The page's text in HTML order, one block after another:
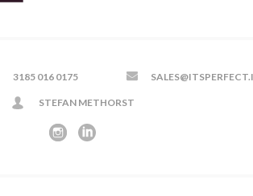
3185 016 0175
STEFAN METHORST